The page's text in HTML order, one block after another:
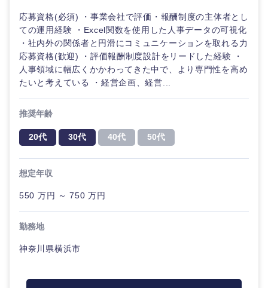
ご希望の職種を選択してください
経営企
画・事業
企画
経営ボー
SCM
人事
すべての経営企画・事業企
事業企画・事業開発
新規事業企画・立上げ
ご希望の職種を選択してください
経営企画・事業企画
経営ボード
SCM
ご希望の業界を選択してください
エネルギー・資源・環境
電気・電子・半導体
ご希望の勤務地を選択してください
秋田県 岩手県
宮城県
ご希望条件を入力ください
希望年収
20代
応募資格(必須) ・事業会社で評価・報酬制度の主体者とし
ての運用経験 ・Excel関数を使用した人事データの可視化
・社内外の関係者と円滑にコミュニケーションを取れる力
応募資格(歓迎) ・評価報酬制度設計をリードした経験 ・
人事領域に幅広くかかわってきた中で、より専門性を高め
たいと考えている ・経営企画、経営...
推奨年齢
20代 30代 40代 50代
想定年収
550 万円 ～ 750 万円
勤務地
神奈川県横浜市